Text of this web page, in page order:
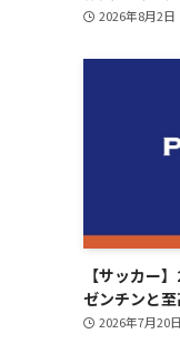
2026年8月2日
【サッカー
ゼンチンと
2026年7月20日